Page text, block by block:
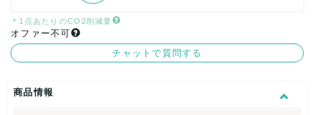
＊1点あたりのCO2削減量
オファー不可
チャットで質問する
商品情報